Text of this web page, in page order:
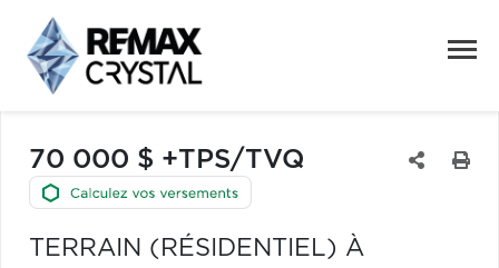
70 000 $ +TPS/TVQ
TERRAIN (RÉSIDENTIEL) À